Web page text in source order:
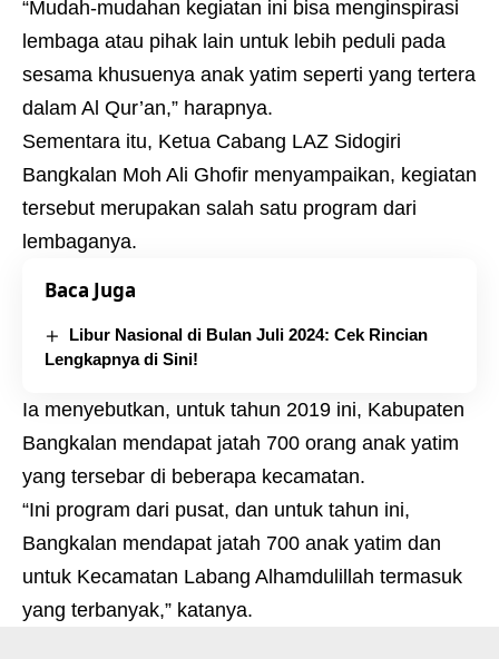
“Mudah-mudahan kegiatan ini bisa menginspirasi
lembaga atau pihak lain untuk lebih peduli pada
sesama khusuenya anak yatim seperti yang tertera
dalam Al Qur’an,” harapnya.
Sementara itu, Ketua Cabang LAZ Sidogiri
Bangkalan Moh Ali Ghofir menyampaikan, kegiatan
tersebut merupakan salah satu program dari
lembaganya.
Baca Juga
Libur Nasional di Bulan Juli 2024: Cek Rincian
Lengkapnya di Sini!
Ia menyebutkan, untuk tahun 2019 ini, Kabupaten
Bangkalan mendapat jatah 700 orang anak yatim
yang tersebar di beberapa kecamatan.
“Ini program dari pusat, dan untuk tahun ini,
Bangkalan mendapat jatah 700 anak yatim dan
untuk Kecamatan Labang Alhamdulillah termasuk
yang terbanyak,” katanya.